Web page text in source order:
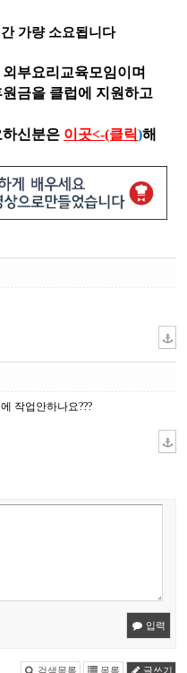
가량 소요됩니다
부요리교육모임이며
금을 클럽에 지원하고
신분은 이곳<-(클릭)해
작업안하나요???
입력
검색목록 목록 글쓰기